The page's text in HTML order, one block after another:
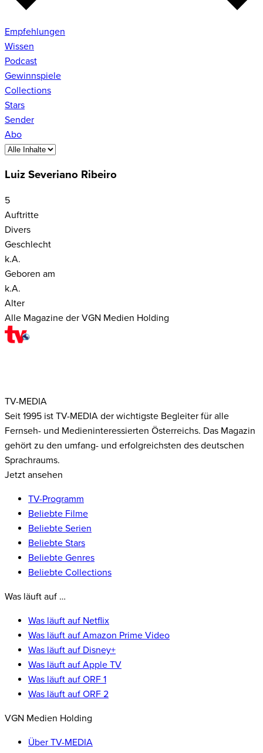
Empfehlungen
Wissen
Podcast
Gewinnspiele
Collections
Stars
Sender
Abo
Luiz Severiano Ribeiro
5
Auftritte
Divers
Geschlecht
k.A.
Geboren am
k.A.
Alter
Alle Magazine der VGN Medien Holding
TV-MEDIA
Seit 1995 ist TV-MEDIA der wichtigste Begleiter für alle
Fernseh- und Medieninteressierten Österreichs. Das Magazin
gehört zu den umfang- und erfolgreichsten des deutschen
Sprachraums.
Jetzt ansehen
TV-Programm
Beliebte Filme
Beliebte Serien
Beliebte Stars
Beliebte Genres
Beliebte Collections
Was läuft auf …
Was läuft auf Netflix
Was läuft auf Amazon Prime Video
Was läuft auf Disney+
Was läuft auf Apple TV
Was läuft auf ORF 1
Was läuft auf ORF 2
VGN Medien Holding
Über TV-MEDIA